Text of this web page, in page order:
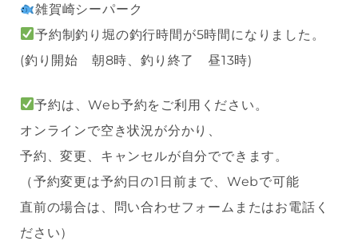
雑賀崎シーパーク
予約制釣り堀の釣行時間が5時間になりました。
(釣り開始 朝8時、釣り終了 昼13時)
予約は、Web予約をご利用ください。
オンラインで空き状況が分かり、
予約、変更、キャンセルが自分でできます。
（予約変更は予約日の1日前まで、Webで可能
直前の場合は、問い合わせフォームまたはお電話く
ださい）